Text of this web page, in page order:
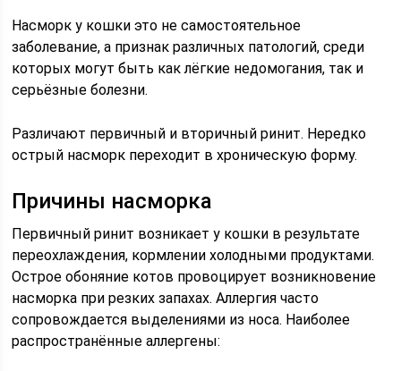
Насморк у кошки это не самостоятельное
заболевание, а признак различных патологий, среди
которых могут быть как лёгкие недомогания, так и
серьёзные болезни.
Различают первичный и вторичный ринит. Нередко
острый насморк переходит в хроническую форму.
Причины насморка
Первичный ринит возникает у кошки в результате
переохлаждения, кормлении холодными продуктами.
Острое обоняние котов провоцирует возникновение
насморка при резких запахах. Аллергия часто
сопровождается выделениями из носа. Наиболее
распространённые аллергены: